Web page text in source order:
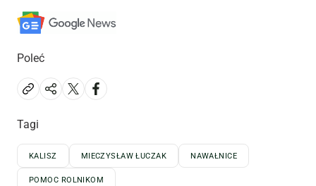
Poleć
Tagi
KALISZ MIECZYSŁAW ŁUCZAK NAWAŁNICE
POMOC ROLNIKOM